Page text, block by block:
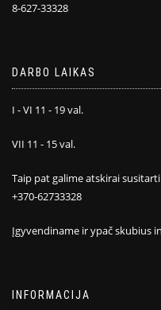
8-627-33328
DARBO LAIKAS
I - VI 11 - 19 val.
VII 11 - 15 val.
Taip pat galime atskirai
+370-62733328
Įgyvendiname ir ypač skubius
INFORMACIJA